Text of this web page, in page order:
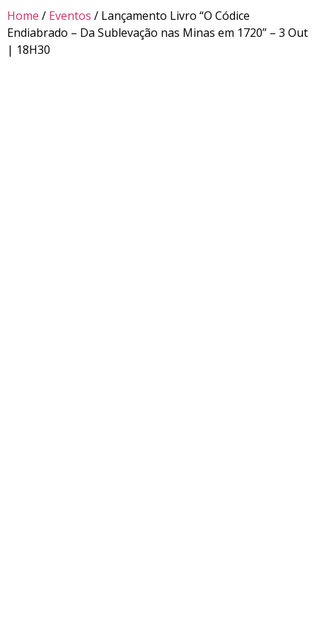
Home / Eventos / Lançamento Livro “O Códice
Endiabrado – Da Sublevação nas Minas em 1720” – 3 Out
| 18H30